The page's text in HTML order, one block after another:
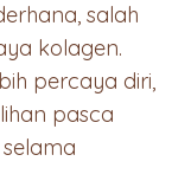
salah
kolagen.
percaya diri,
pasca